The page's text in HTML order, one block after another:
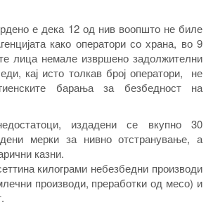
е дека 12 од нив воопшто не биле
како оператори со храна, во 9
лица немале извршено задолжителни
кај исто толкав број оператори, не
барања за безбедност на
издадени се вкупно 30
мерки за нивно отстранување, а
казни.
килограми небезбедни производи
производи, преработки од месо) и